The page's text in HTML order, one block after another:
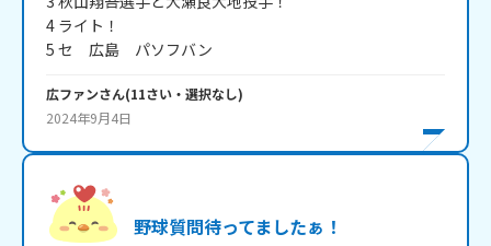
4 ライト！
5 セ　広島　パソフバン
広ファンさん(11さい・ 選択なし)
2024年9月4日
野球質問待ってましたぁ！